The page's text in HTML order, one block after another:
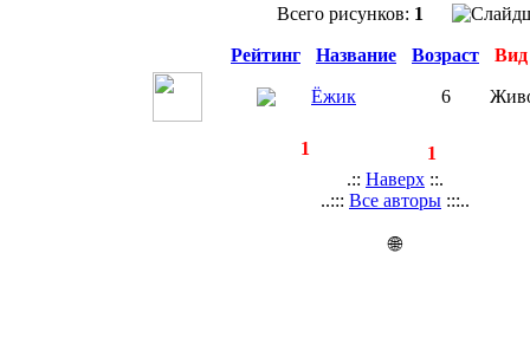
Всего рисунков: 1
Рейтинг Название Возраст Вид
Ёжик 6
1
1
.:: Наверх ::.
..::: Все авторы :::..
🌐